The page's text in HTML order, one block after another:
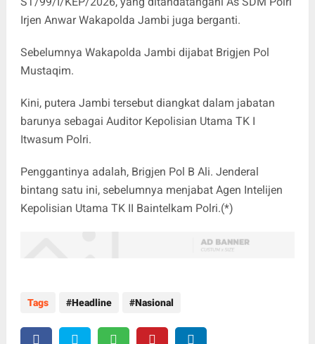
Irjen Anwar Wakapolda Jambi juga berganti.
Sebelumnya Wakapolda Jambi dijabat Brigjen Pol
Mustaqim.
Kini, putera Jambi tersebut diangkat dalam jabatan
barunya sebagai Auditor Kepolisian Utama TK I
Itwasum Polri.
Penggantinya adalah, Brigjen Pol B Ali. Jenderal
bintang satu ini, sebelumnya menjabat Agen Intelijen
Kepolisian Utama TK II Baintelkam Polri.(*)
Tags Headline Nasional